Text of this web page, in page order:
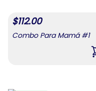
$112.00
Combo Para Mamá #1